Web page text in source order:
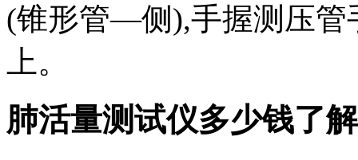
(锥形管—侧),手握测压管
上。
肺活量测试仪多少钱了